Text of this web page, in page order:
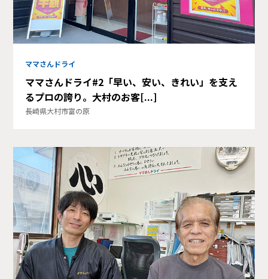
ママさんドライ
ママさんドライ#2「早い、安い、きれい」を支え
るプロの誇り。大村のお客[...]
長崎県大村市富の原